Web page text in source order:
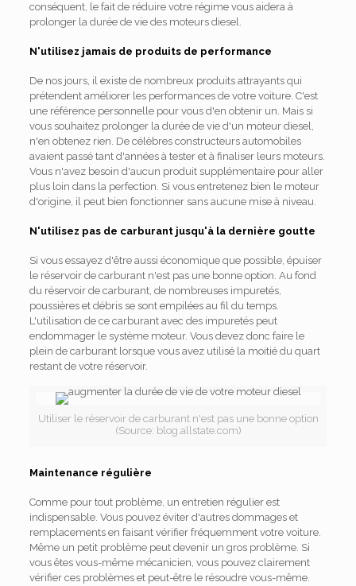
conséquent, le fait de réduire votre régime vous aidera à
prolonger la durée de vie des moteurs diesel.
N'utilisez jamais de produits de performance
De nos jours, il existe de nombreux produits attrayants qui
prétendent améliorer les performances de votre voiture. C'est
une référence personnelle pour vous d'en obtenir un. Mais si
vous souhaitez prolonger la durée de vie d'un moteur diesel,
n'en obtenez rien. De célèbres constructeurs automobiles
avaient passé tant d'années à tester et à finaliser leurs moteurs.
Vous n'avez besoin d'aucun produit supplémentaire pour aller
plus loin dans la perfection. Si vous entretenez bien le moteur
d'origine, il peut bien fonctionner sans aucune mise à niveau.
N'utilisez pas de carburant jusqu'à la dernière goutte
Si vous essayez d'être aussi économique que possible, épuiser
le réservoir de carburant n'est pas une bonne option. Au fond
du réservoir de carburant, de nombreuses impuretés,
poussières et débris se sont empilées au fil du temps.
L'utilisation de ce carburant avec des impuretés peut
endommager le système moteur. Vous devez donc faire le
plein de carburant lorsque vous avez utilisé la moitié du quart
restant de votre réservoir.
Utiliser le réservoir de carburant n'est pas une bonne option
(Source: blog.allstate.com)
Maintenance régulière
Comme pour tout problème, un entretien régulier est
indispensable. Vous pouvez éviter d'autres dommages et
remplacements en faisant vérifier fréquemment votre voiture.
Même un petit problème peut devenir un gros problème. Si
vous êtes vous-même mécanicien, vous pouvez clairement
vérifier ces problèmes et peut-être le résoudre vous-même.